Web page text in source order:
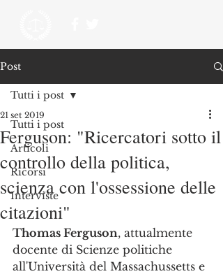
Post
Tutti i post
Articoli
Ricorsi
Interviste
Tutti i post
Ferguson: "Ricercatori sotto il
controllo della politica,
scienza con l'ossessione delle
citazioni"
21 set 2019
Thomas Ferguson, attualmente
docente di Scienze politiche
all'Università del Massachussetts e